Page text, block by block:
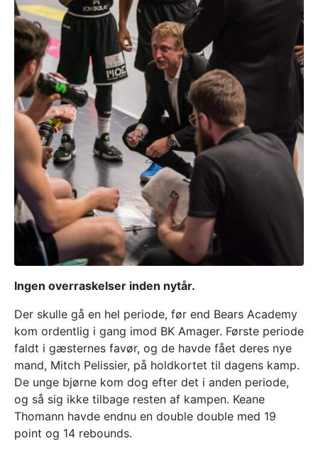
Ingen overraskelser inden nytår.
Der skulle gå en hel periode, før end Bears Academy
kom ordentlig i gang imod BK Amager. Første periode
faldt i gæsternes favør, og de havde fået deres nye
mand, Mitch Pelissier, på holdkortet til dagens kamp.
De unge bjørne kom dog efter det i anden periode,
og så sig ikke tilbage resten af kampen. Keane
Thomann havde endnu en double double med 19
point og 14 rebounds.